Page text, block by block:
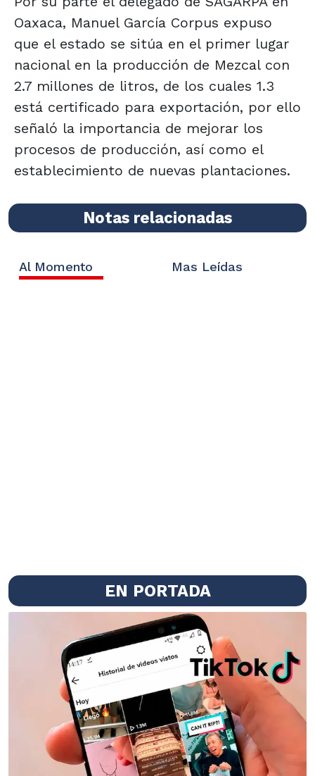
Oaxaca, Manuel García Corpus expuso
que el estado se sitúa en el primer lugar
nacional en la producción de Mezcal con
2.7 millones de litros, de los cuales 1.3
está certificado para exportación, por ello
señaló la importancia de mejorar los
procesos de producción, así como el
establecimiento de nuevas plantaciones.
Notas relacionadas
Al Momento Mas Leídas
EN PORTADA